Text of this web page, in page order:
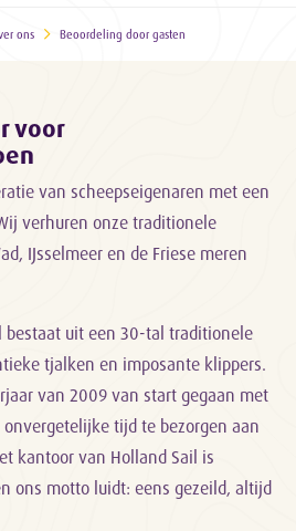
ons Beoordeling door gasten
voor
van scheepseigenaren met een
verhuren onze traditionele
IJsselmeer en de Friese meren
bestaat uit een 30-tal traditionele
tjalken en imposante klippers.
van 2009 van start gegaan met
tijd te bezorgen aan
kantoor van Holland Sail is
ons motto luidt: eens gezeild, altijd